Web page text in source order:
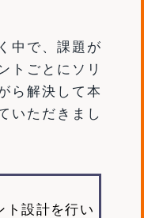
中で、課題が
トごとにソリ
ら解決して本
いただきまし
ト設計を行い